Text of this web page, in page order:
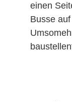
einen
Busse